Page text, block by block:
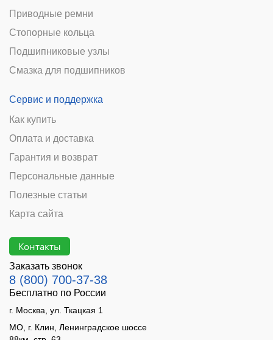
Приводные ремни
Стопорные кольца
Подшипниковые узлы
Смазка для подшипников
Сервис и поддержка
Как купить
Оплата и доставка
Гарантия и возврат
Персональные данные
Полезные статьи
Карта сайта
Контакты
Заказать звонок
8 (800) 700-37-38
Бесплатно по России
г. Москва, ул. Ткацкая 1
МО, г. Клин, Ленинградское шоссе